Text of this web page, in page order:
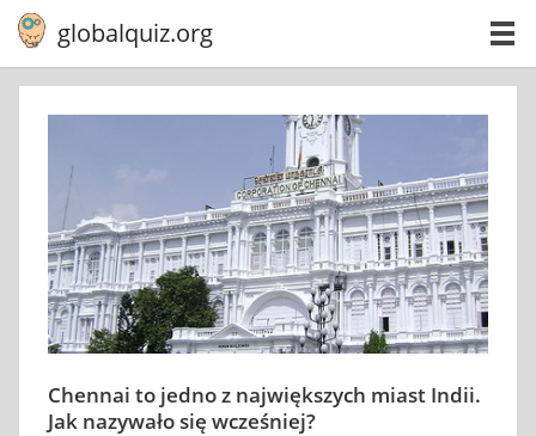
globalquiz.org
Chennai to jedno z największych miast Indii.
Jak nazywało się wcześniej?